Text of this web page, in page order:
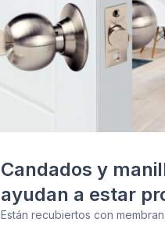
Candados y
ayudan a estar
Están recubiertos con